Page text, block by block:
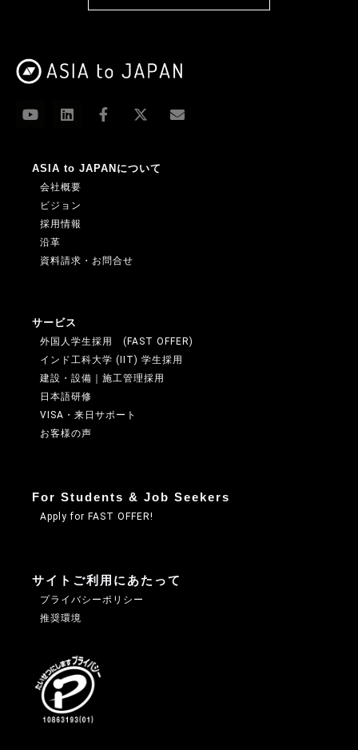
ASIA to JAPANについて
会社概要
ビジョン
採用情報
沿革
資料請求・お問合せ
サービス
外国人学生採用 (FAST OFFER)
インド工科大学 (IIT) 学生採用
建設・設備｜施工管理採用
日本語研修
VISA・来日サポート
お客様の声
For Students & Job Seekers
Apply for FAST OFFER!
サイトご利用にあたって
プライバシーポリシー
推奨環境